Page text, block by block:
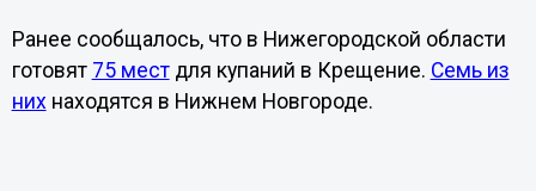
Ранее сообщалось, что в Нижегородской области
готовят 75 местдля купаний в Крещение. Семь из
них находятся в Нижнем Новгороде.